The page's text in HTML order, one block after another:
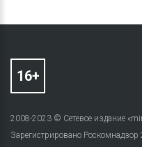
2008-2023 © Сетевое издание
Зарегистрировано